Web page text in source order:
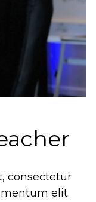
consectetur
elit.